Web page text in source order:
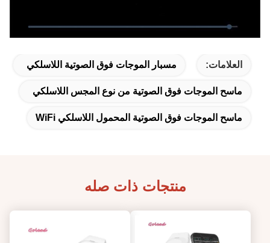
العلامات: مسبار الموجات فوق الصوتية اللاسلكي
ماسح الموجات فوق الصوتية من نوع المجس اللاسلكي
ماسح الموجات فوق الصوتية المحمول اللاسلكي WiFi
منتجات ذات صله